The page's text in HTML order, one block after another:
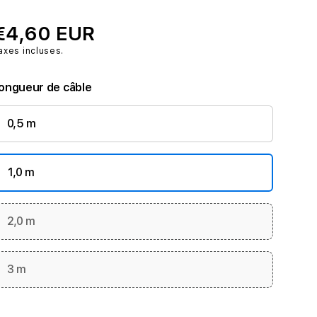
EUR
incluses.
de câble
0,5 m
1,0 m
2,0 m
3 m